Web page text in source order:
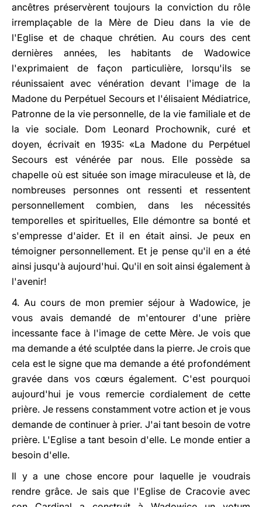
ancêtres préservèrent toujours la conviction du rôle
irremplaçable de la Mère de Dieu dans la vie de
l'Eglise et de chaque chrétien. Au cours des cent
dernières années, les habitants de Wadowice
l'exprimaient de façon particulière, lorsqu'ils se
réunissaient avec vénération devant l'image de la
Madone du Perpétuel Secours et l'élisaient Médiatrice,
Patronne de la vie personnelle, de la vie familiale et de
la vie sociale. Dom Leonard Prochownik, curé et
doyen, écrivait en 1935: «La Madone du Perpétuel
Secours est vénérée par nous. Elle possède sa
chapelle où est située son image miraculeuse et là, de
nombreuses personnes ont ressenti et ressentent
personnellement combien, dans les nécessités
temporelles et spirituelles, Elle démontre sa bonté et
s'empresse d'aider. Et il en était ainsi. Je peux en
témoigner personnellement. Et je pense qu'il en a été
ainsi jusqu'à aujourd'hui. Qu'il en soit ainsi également à
l'avenir!
4. Au cours de mon premier séjour à Wadowice, je
vous avais demandé de m'entourer d'une prière
incessante face à l'image de cette Mère. Je vois que
ma demande a été sculptée dans la pierre. Je crois que
cela est le signe que ma demande a été profondément
gravée dans vos cœurs également. C'est pourquoi
aujourd'hui je vous remercie cordialement de cette
prière. Je ressens constamment votre action et je vous
demande de continuer à prier. J'ai tant besoin de votre
prière. L'Eglise a tant besoin d'elle. Le monde entier a
besoin d'elle.
Il y a une chose encore pour laquelle je voudrais
rendre grâce. Je sais que l'Eglise de Cracovie avec